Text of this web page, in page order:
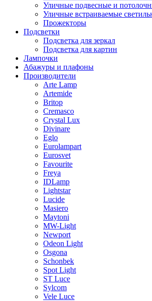
Уличные подвесные и
Уличные встраиваемые
Прожекторы
Подсветки
Подсветка для зеркал
Подсветка для картин
Лампочки
Абажуры и плафоны
Производители
Arte Lamp
Artemide
Britop
Cremasco
Crystal Lux
Divinare
Eglo
Eurolampart
Eurosvet
Favourite
Freya
IDLamp
Lightstar
Lucide
Masiero
Maytoni
MW-Light
Newport
Odeon Light
Osgona
Schonbek
Spot Light
ST Luce
Sylcom
Vele Luce